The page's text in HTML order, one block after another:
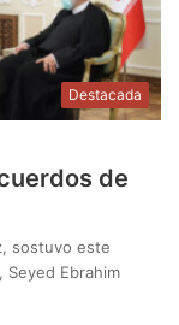
Destacada
de
sostuvo este
Ebrahim